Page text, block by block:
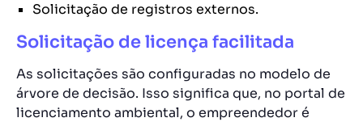
Solicitação de registros externos.
Solicitação de licença facilitada
As solicitações são configuradas no modelo de
árvore de decisão. Isso significa que, no portal de
licenciamento ambiental, o empreendedor é